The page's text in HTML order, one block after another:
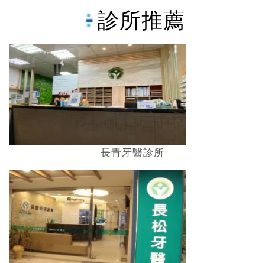
診所推薦
長青牙醫診所